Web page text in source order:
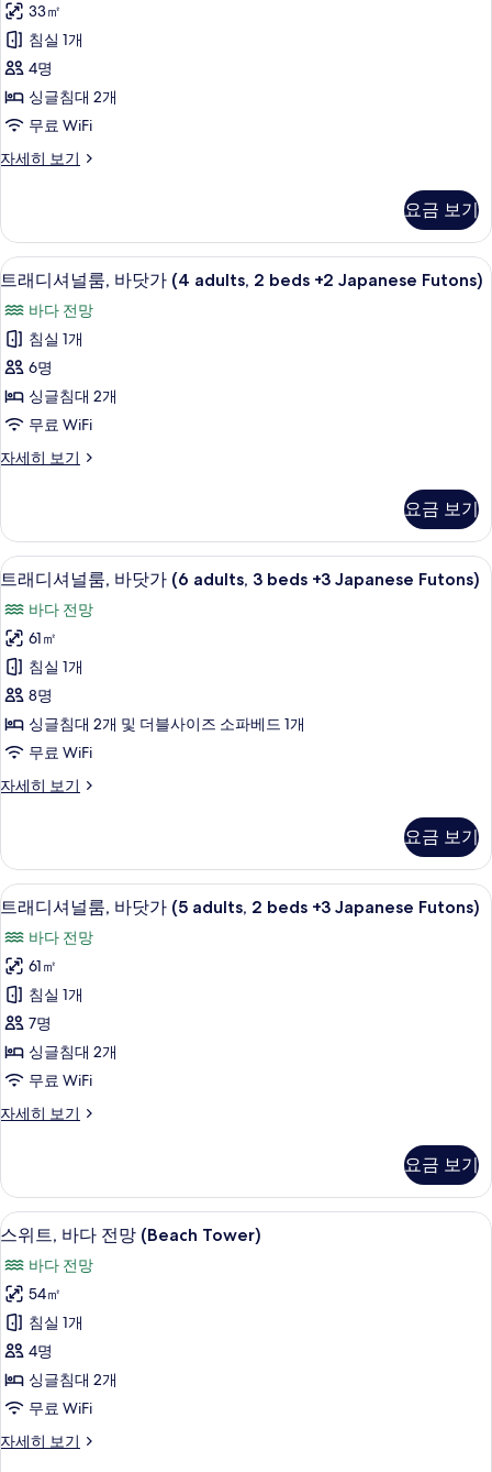
기
자
세
히
보
기
바
다
전
망
(Infinity
Tower)
모
두
보
기
33㎡
침실 1개
4명
싱글침대 2개
무료 WiFi
자세히 보기
트
다
전
망
(Infinity
Tower)
자
세
히
보
기
요금 보기
트
디
셔
널
룸,
닷
(4
adults,
2
beds
+2
Japanese
Futons)
사
진
모
두
17
트래디셔널룸, 바닷가 (4 adults, 2 beds +2 Japanese Futons)
바다 전망
침실 1개
6명
싱글침대 2개
무료 WiFi
자세히 보기
트
널
룸,
바
가
(4
adults,
2
beds
+2
Japanese
Futons)
세
기
요금 보기
트
디
셔
널
룸,
바
가
adults,
3
beds
+3
Japanese
Futons)
사
진
모
두
보
17
트래디셔널룸, 바닷가 (6 adults, 3 beds +3 Japanese Futons)
바다 전망
61㎡
침실 1개
8명
싱글침대 2개 및 더블사이즈 소파베드 1개
무료 WiFi
자세히 보기
트
널
룸,
바
가
(6
adults,
3
beds
+3
Japanese
Futons)
세
기
요금 보기
트
디
셔
널
룸,
바
가
adults,
2
beds
+3
Japanese
Futons)
사
진
모
두
보
17
트래디셔널룸, 바닷가 (5 adults, 2 beds +3 Japanese Futons)
바다 전망
61㎡
침실 1개
7명
싱글침대 2개
무료 WiFi
자세히 보기
트
널
룸,
바
가
(5
adults,
2
beds
+3
Japanese
Futons)
세
요금 보기
스
트,
바
다
전
망
(Beach
Tower)
스위트, 바다 전망 (Beach Tower) | 미
13
스위트, 바다 전망 (Beach Tower)
바다 전망
54㎡
침실 1개
4명
싱글침대 2개
무료 WiFi
자세히 보기
스